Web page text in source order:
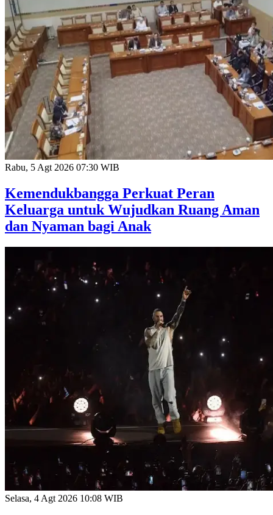
Rabu, 5 Agt 2026 07:30 WIB
Kemendukbangga Perkuat Peran
Keluarga untuk Wujudkan Ruang Aman
dan Nyaman bagi Anak
Selasa, 4 Agt 2026 10:08 WIB